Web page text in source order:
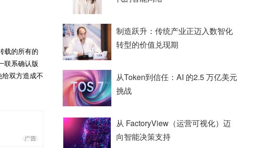
载的所有的
联系确认版
双方造成不
制造跃升：传统产业正迈入数智化
转型的价值兑现期
从Token到信任：AI 的2.5 万亿美元
挑战
从 FactoryView（运营可视化）迈
向智能决策支持